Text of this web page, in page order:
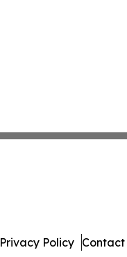
Privacy Policy Contact